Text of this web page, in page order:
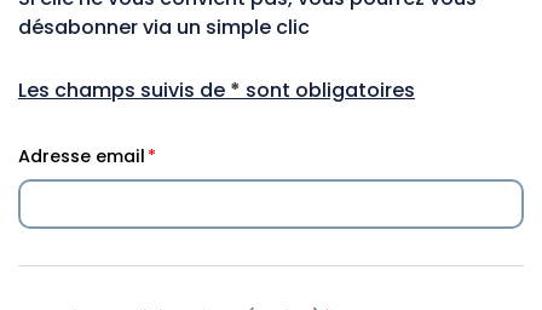
désabonner via un simple clic
Les champs suivis de * sont obligatoires
Adresse email